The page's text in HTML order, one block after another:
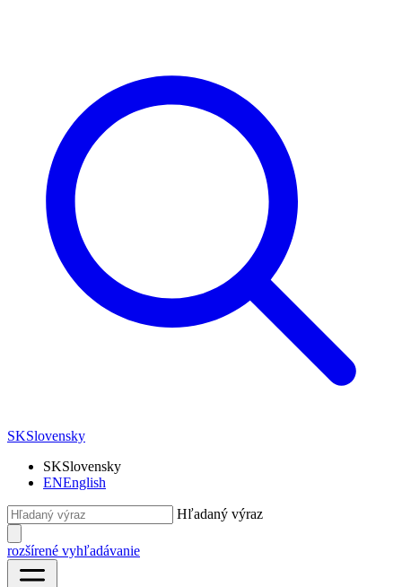
SKSlovensky
SKSlovensky
ENEnglish
Hľadaný výraz
rozšírené vyhľadávanie